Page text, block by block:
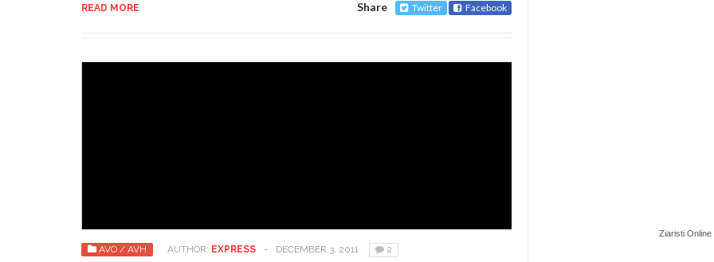
READ MORE Share Twitter Facebook
AVO / AVH AUTHOR: EXPRESS - DECEMBER 3, 2011 2
Ziaristi Online